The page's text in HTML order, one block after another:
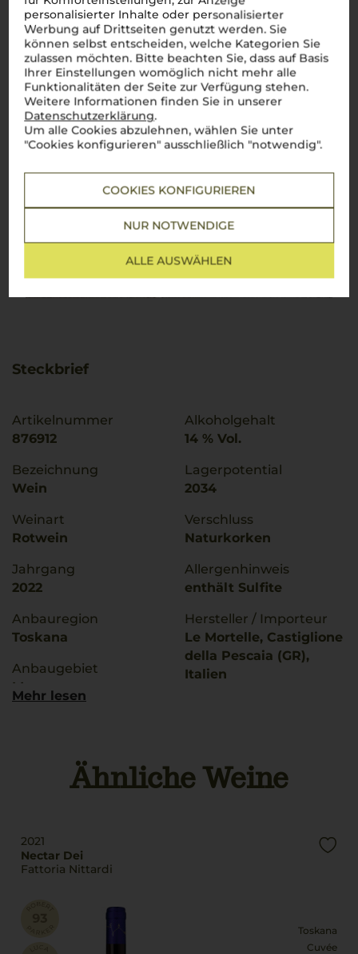
personalisierter Inhalte oder personalisierter
Werbung auf Drittseiten genutzt werden. Sie
können selbst entscheiden, welche Kategorien Sie
zulassen möchten. Bitte beachten Sie, dass auf Basis
Ihrer Einstellungen womöglich nicht mehr alle
Funktionalitäten der Seite zur Verfügung stehen.
Weitere Informationen finden Sie in unserer
Datenschutzerklärung.
Um alle Cookies abzulehnen, wählen Sie unter
"Cookies konfigurieren" ausschließlich "notwendig".
COOKIES KONFIGURIEREN
NUR NOTWENDIGE
ALLE AUSWÄHLEN
Steckbrief
Artikelnummer
876912
Bezeichnung
Wein
Weinart
Rotwein
Jahrgang
2022
Anbauregion
Toskana
Anbaugebiet
Maremma
Rebsorten
Cabernet Franc
Trinktemperatur
16 °C
Alkoholgehalt
14 % Vol.
Lagerpotential
2034
Verschluss
Naturkorken
Allergenhinweis
enthält Sulfite
Hersteller / Importeur
Le Mortelle, Castiglione
della Pescaia (GR),
Italien
0,75 L
Mehr lesen
Ähnliche Weine
2021
Nectar Dei
Fattoria Nittardi
Toskana
Cuvée